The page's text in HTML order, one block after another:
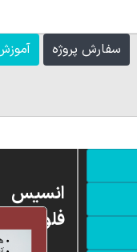
سفارش پروژه
انسیس
فلوئنت